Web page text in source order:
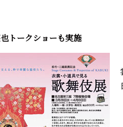
トークショーも実施